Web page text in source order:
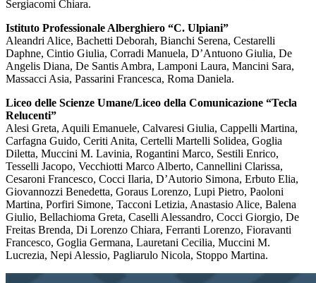
Sergiacomi Chiara.
Istituto Professionale Alberghiero “C. Ulpiani”
Aleandri Alice, Bachetti Deborah, Bianchi Serena, Cestarelli
Daphne, Cintio Giulia, Corradi Manuela, D’Antuono Giulia, De
Angelis Diana, De Santis Ambra, Lamponi Laura, Mancini Sara,
Massacci Asia, Passarini Francesca, Roma Daniela.
Liceo delle Scienze Umane/Liceo della Comunicazione “Tecla
Relucenti”
Alesi Greta, Aquili Emanuele, Calvaresi Giulia, Cappelli Martina,
Carfagna Guido, Ceriti Anita, Certelli Martelli Solidea, Goglia
Diletta, Muccini M. Lavinia, Rogantini Marco, Sestili Enrico,
Tesselli Jacopo, Vecchiotti Marco Alberto, Cannellini Clarissa,
Cesaroni Francesco, Cocci Ilaria, D’Autorio Simona, Erbuto Elia,
Giovannozzi Benedetta, Goraus Lorenzo, Lupi Pietro, Paoloni
Martina, Porfiri Simone, Tacconi Letizia, Anastasio Alice, Balena
Giulio, Bellachioma Greta, Caselli Alessandro, Cocci Giorgio, De
Freitas Brenda, Di Lorenzo Chiara, Ferranti Lorenzo, Fioravanti
Francesco, Goglia Germana, Lauretani Cecilia, Muccini M.
Lucrezia, Nepi Alessio, Pagliarulo Nicola, Stoppo Martina.